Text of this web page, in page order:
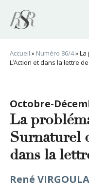
contenu
Accueil » Numéro 86/4»La
L’Action et dans la lettre
Octobre-
La
Surnaturel
dans la
René